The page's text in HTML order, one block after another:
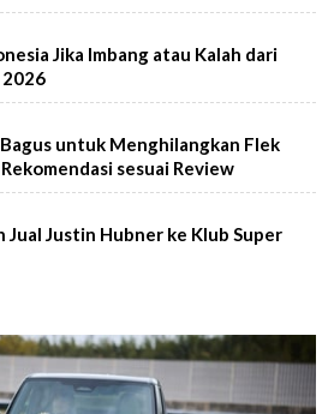
Jika Imbang atau Kalah dari
2026
untuk Menghilangkan Flek
sesuai Review
Justin Hubner ke Klub Super